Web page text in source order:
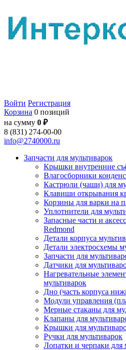
Войти Регистрация
Корзина 0 позиций
на сумму 0 ₽
8 (831) 274-00-00
info@2740000.ru
Запчасти для мультиварок
Крышки внутренние
Влагосборники
Кастрюли (чаши) для
Клавиши открывания
Корзины для варки на
Уплотнители для
Запасные части и
Redmond
Детали корпуса
Детали электросхемы
Запчасти для
Датчики для
Нагревательные
мультиварок
Дно (часть корпуса
Модули управления
Мерные стаканы для
Клапаны для
Крышки для
Ручки для мультиварок
Лопатки и черпаки для